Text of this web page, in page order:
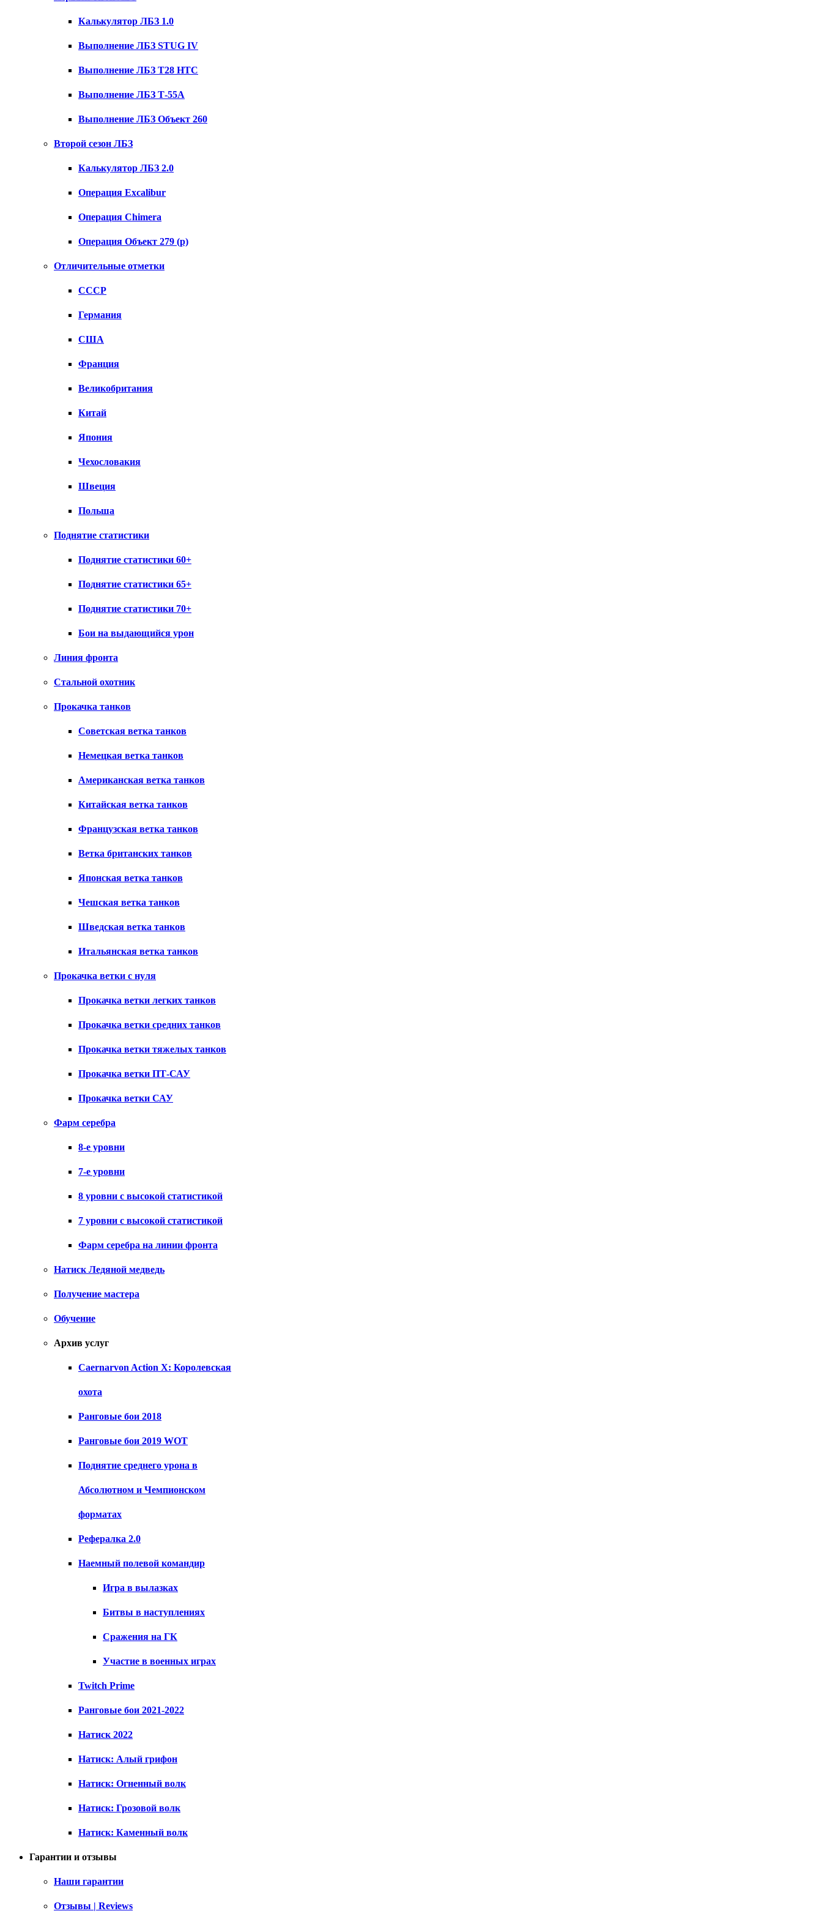
Калькулятор ЛБЗ 1.0
Выполнение ЛБЗ STUG IV
Выполнение ЛБЗ T28 HTC
Выполнение ЛБЗ Т-55А
Выполнение ЛБЗ Объект 260
Второй сезон ЛБЗ
Калькулятор ЛБЗ 2.0
Операция Excalibur
Операция Chimera
Операция Объект 279 (р)
Отличительные отметки
СССР
Германия
США
Франция
Великобритания
Китай
Япония
Чехословакия
Швеция
Польша
Поднятие статистики
Поднятие статистики 60+
Поднятие статистики 65+
Поднятие статистики 70+
Бои на выдающийся урон
Линия фронта
Стальной охотник
Прокачка танков
Советская ветка танков
Немецкая ветка танков
Американская ветка танков
Китайская ветка танков
Французская ветка танков
Ветка британских танков
Японская ветка танков
Чешская ветка танков
Шведская ветка танков
Итальянская ветка танков
Прокачка ветки с нуля
Прокачка ветки легких танков
Прокачка ветки средних танков
Прокачка ветки тяжелых танков
Прокачка ветки ПТ-САУ
Прокачка ветки САУ
Фарм серебра
8-е уровни
7-е уровни
8 уровни с высокой статистикой
7 уровни с высокой статистикой
Фарм серебра на линии фронта
Натиск Ледяной медведь
Получение мастера
Обучение
Архив услуг
Caernarvon Action X: Королевская
охота
Ранговые бои 2018
Ранговые бои 2019 WOT
Поднятие среднего урона в
Абсолютном и Чемпионском
форматах
Рефералка 2.0
Наемный полевой командир
Игра в вылазках
Битвы в наступлениях
Сражения на ГК
Участие в военных играх
Twitch Prime
Ранговые бои 2021-2022
Натиск 2022
Натиск: Алый грифон
Натиск: Огненный волк
Натиск: Грозовой волк
Натиск: Каменный волк
Гарантии и отзывы
Наши гарантии
Отзывы | Reviews